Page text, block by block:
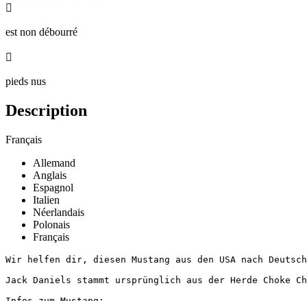

est non débourré

pieds nus
Description
Français
Allemand
Anglais
Espagnol
Italien
Néerlandais
Polonais
Français
Wir helfen dir, diesen Mustang aus den USA nach
Jack Daniels stammt ursprünglich aus der Herde